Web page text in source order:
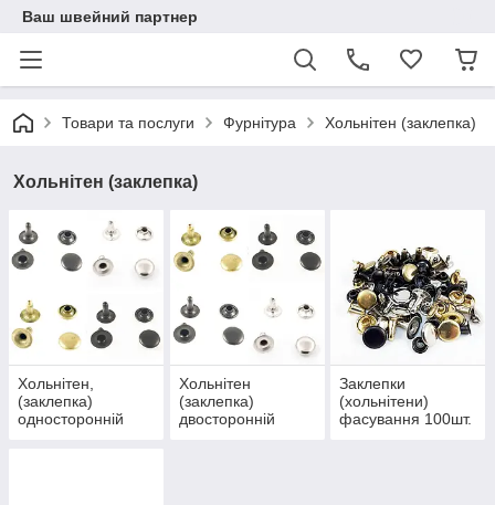
Ваш швейний партнер
Товари та послуги Фурнітура Хольнітен (заклепка)
Хольнітен (заклепка)
Хольнітен,
(заклепка)
односторонній
Хольнітен
(заклепка)
двосторонній
Заклепки
(хольнітени)
фасування 100шт.